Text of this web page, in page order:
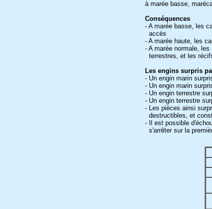
à marée basse,
Conséquences
- A marée basse, les
accès
- A marée haute, les
- A marée normale,
terrestres, et les
Les engins surpris
- Un engin marin
- Un engin marin
- Un engin terrestre
- Un engin terrestre
- Les pièces ainsi
destructibles, et
- Il est possible
s'arrêter sur la